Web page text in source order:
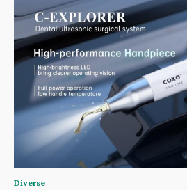
Diverse